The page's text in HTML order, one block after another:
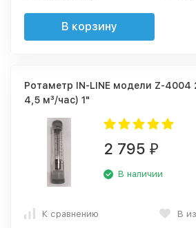
В корзину
Ротаметр IN-LINE модели Z-4004
4,5 м³/час) 1"
2 795 ₽
В наличии
К сравнению В